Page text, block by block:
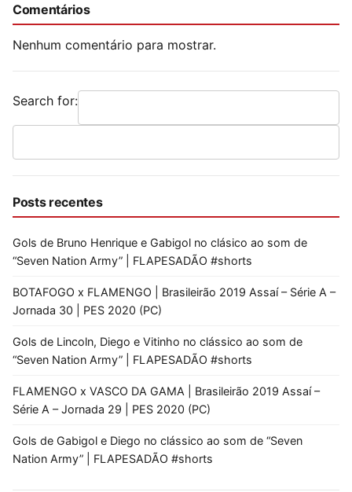
Comentários
Nenhum comentário para mostrar.
Search for:
Posts recentes
Gols de Bruno Henrique e Gabigol no clásico ao som de
“Seven Nation Army” | FLAPESADÃO #shorts
BOTAFOGO x FLAMENGO | Brasileirão 2019 Assaí – Série A –
Jornada 30 | PES 2020 (PC)
Gols de Lincoln, Diego e Vitinho no clássico ao som de
“Seven Nation Army” | FLAPESADÃO #shorts
FLAMENGO x VASCO DA GAMA | Brasileirão 2019 Assaí –
Série A – Jornada 29 | PES 2020 (PC)
Gols de Gabigol e Diego no clássico ao som de “Seven
Nation Army” | FLAPESADÃO #shorts